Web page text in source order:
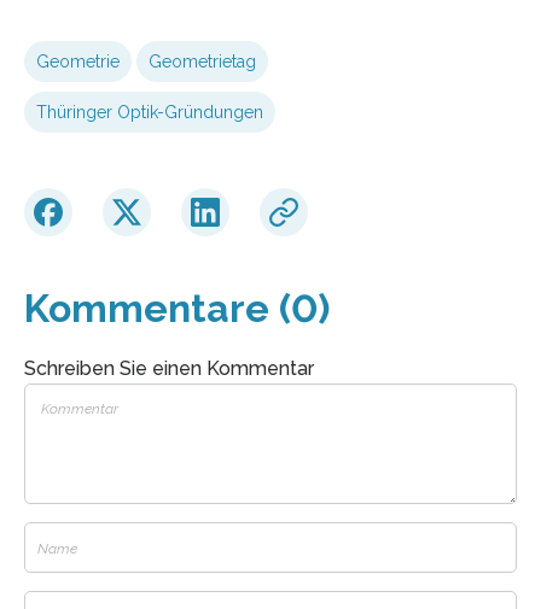
Geometrie Geometrietag
Thüringer Optik-Gründungen
Kommentare (0)
Schreiben Sie einen Kommentar